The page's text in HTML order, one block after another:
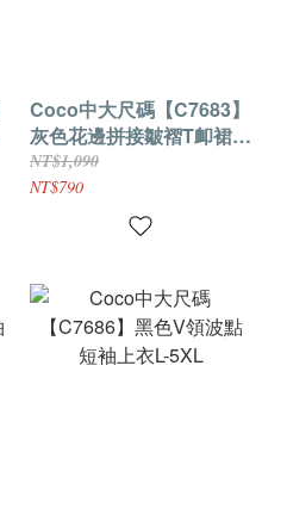
Coco中大尺碼【C7683】
灰色花邊拼接皺褶T卹裙L-
3XL
NT$1,090
NT$790